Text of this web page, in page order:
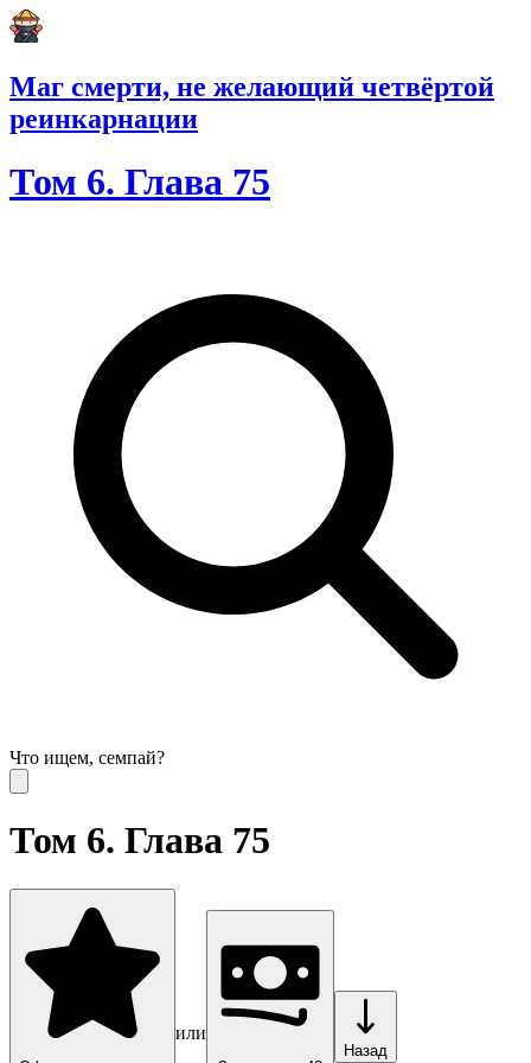
Маг смерти, не желающий четвёртой
реинкарнации
Том 6. Глава 75
Что ищем, семпай?
Том 6. Глава 75
или
Назад